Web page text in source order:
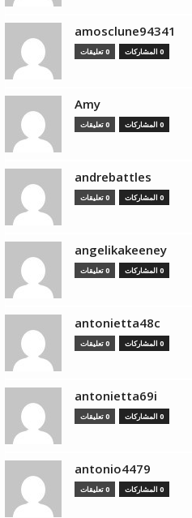
amosclune94341
0 المشاركات 0 تعليقات
Amy
0 المشاركات 0 تعليقات
andrebattles
0 المشاركات 0 تعليقات
angelikakeeney
0 المشاركات 0 تعليقات
antonietta48c
0 المشاركات 0 تعليقات
antonietta69i
0 المشاركات 0 تعليقات
antonio4479
0 المشاركات 0 تعليقات